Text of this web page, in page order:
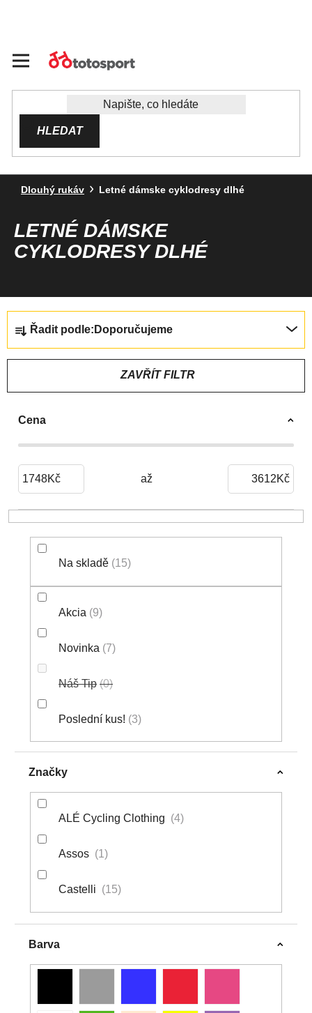
HLEDAT
Dlouhý rukáv Letné dámske cyklodresy dlhé
LETNÉ DÁMSKE
CYKLODRESY DLHÉ
A
Z
N
O
K
Řadit podle: Doporučujeme
ZAVŘÍT FILTR
Cena
1748Kč 3612Kč
Na skladě 15
Akcia 9
Novinka 7
Náš Tip 0
Poslední kus! 3
Značky
ALÉ Cycling Clothing 4
Assos 1
Castelli 15
Barva